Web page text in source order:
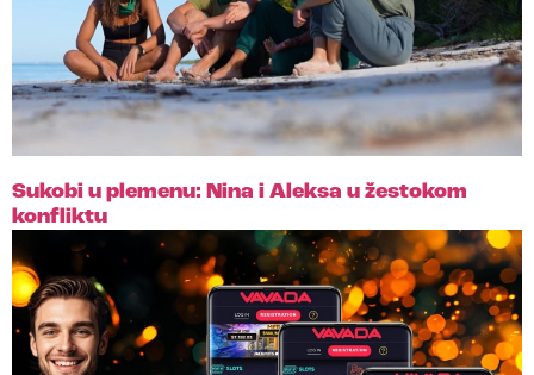
Sukobi u plemenu: Nina i Aleksa u žestokom
konfliktu